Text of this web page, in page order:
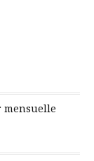
mensuelle